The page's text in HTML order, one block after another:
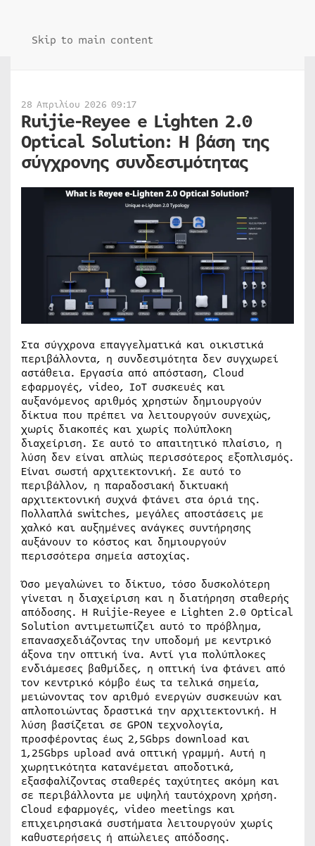
Skip to main content
28 Απριλίου 2026 09:17
Ruijie-Reyee e Lighten 2.0
Optical Solution: Η βάση της
σύγχρονης συνδεσιμότητας
Στα σύγχρονα επαγγελματικά και οικιστικά
περιβάλλοντα, η συνδεσιμότητα δεν συγχωρεί
αστάθεια. Εργασία από απόσταση, Cloud
εφαρμογές, video, IoT συσκευές και
αυξανόμενος αριθμός χρηστών δημιουργούν
δίκτυα που πρέπει να λειτουργούν συνεχώς,
χωρίς διακοπές και χωρίς πολύπλοκη
διαχείριση. Σε αυτό το απαιτητικό πλαίσιο, η
λύση δεν είναι απλώς περισσότερος εξοπλισμός.
Είναι σωστή αρχιτεκτονική. Σε αυτό το
περιβάλλον, η παραδοσιακή δικτυακή
αρχιτεκτονική συχνά φτάνει στα όριά της.
Πολλαπλά switches, μεγάλες αποστάσεις με
χαλκό και αυξημένες ανάγκες συντήρησης
αυξάνουν το κόστος και δημιουργούν
περισσότερα σημεία αστοχίας.
Όσο μεγαλώνει το δίκτυο, τόσο δυσκολότερη
γίνεται η διαχείριση και η διατήρηση σταθερής
απόδοσης. Η Ruijie-Reyee e Lighten 2.0 Optical
Solution αντιμετωπίζει αυτό το πρόβλημα,
επανασχεδιάζοντας την υποδομή με κεντρικό
άξονα την οπτική ίνα. Αντί για πολύπλοκες
ενδιάμεσες βαθμίδες, η οπτική ίνα φτάνει από
τον κεντρικό κόμβο έως τα τελικά σημεία,
μειώνοντας τον αριθμό ενεργών συσκευών και
απλοποιώντας δραστικά την αρχιτεκτονική. Η
λύση βασίζεται σε GPON τεχνολογία,
προσφέροντας έως 2,5Gbps download και
1,25Gbps upload ανά οπτική γραμμή. Αυτή η
χωρητικότητα κατανέμεται αποδοτικά,
εξασφαλίζοντας σταθερές ταχύτητες ακόμη και
σε περιβάλλοντα με υψηλή ταυτόχρονη χρήση.
Cloud εφαρμογές, video meetings και
επιχειρησιακά συστήματα λειτουργούν χωρίς
καθυστερήσεις ή απώλειες απόδοσης.